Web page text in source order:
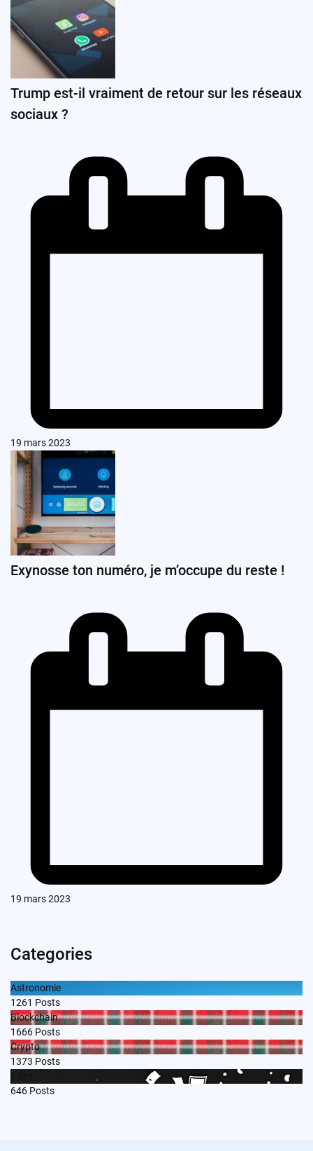
Trump est-il vraiment de retour sur les réseaux
sociaux ?
19 mars 2023
Exynosse ton numéro, je m’occupe du reste !
19 mars 2023
Categories
Astronomie
1261 Posts
Blockchain
1666 Posts
Crypto
1373 Posts
646 Posts